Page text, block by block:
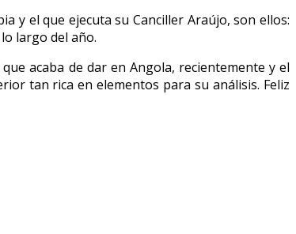
y el que ejecuta su Canciller Araújo, son ellos:
largo del año.
acaba de dar en Angola, recientemente y el
tan rica en elementos para su análisis. Feliz